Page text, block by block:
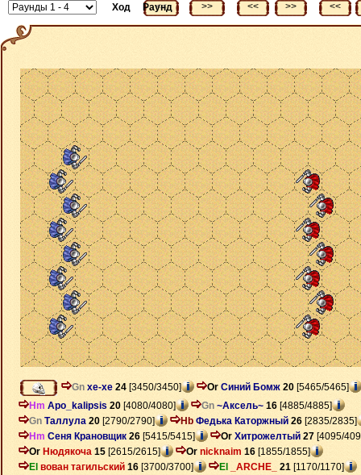
<< >> <<
Ход >> <<
Раунд
Gn xe-xe 24 [3450/3450] Or Синий Бомж 20 [5465/5465]
Hm Apo_kalipsis 20 [4080/4080] Gn ~Аксель~ 16 [4885/4885]
Gn Таллула 20 [2790/2790] Hb Федька Каторжный 26 [2835/2835]
Hm Сеня Крановщик 26 [5415/5415] Or Хитрожелтый 27 [4095/
Or Нюдякоча 15 [2615/2615] Or nicknaim 16 [1855/1855]
El вован тагильский 16 [3700/3700] El _ARCHE_ 21 [1170/1170]